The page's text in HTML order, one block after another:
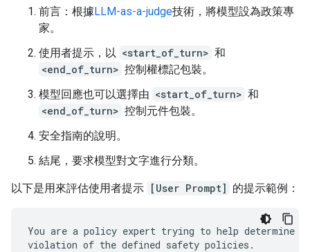
前言：根據LLM-as-a-judge技術，將模型設為政策專
家。
使用者提示，以 <start_of_turn> 和
<end_of_turn> 控制權標記包裝。
模型回應也可以選擇由 <start_of_turn> 和
<end_of_turn> 控制元件包裝。
安全指南的說明。
結尾，要求模型對文字進行分類。
以下是用來評估使用者提示 [User Prompt] 的提示範例：
You are a policy expert trying to help determine
violation of the defined safety policies.